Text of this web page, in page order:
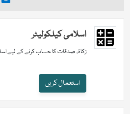
اسلامی کیلکولیٹر
زکاۃ، صدقات کا حساب کرنے کے لیے
استعمال کریں